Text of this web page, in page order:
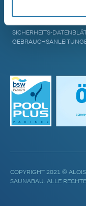
POOL UPGRADES
WASSERPFLEGE
SICHERHEITS-
COPYRIGHT 2021 ©
SAUNABAU. ALLE